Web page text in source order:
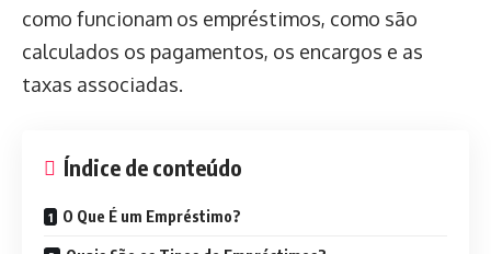
como funcionam os empréstimos, como são
calculados os pagamentos, os encargos e as
taxas associadas.
Índice de conteúdo
O Que É um Empréstimo?